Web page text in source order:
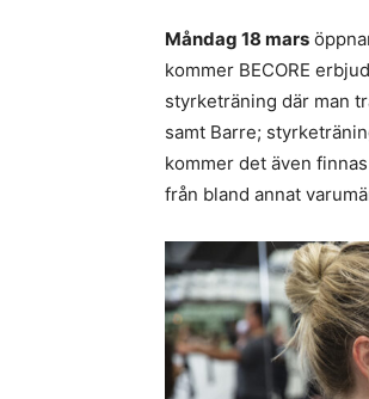
Måndag 18 mars
kommer BECORE
styrketräning där man
samt Barre;
kommer det även
från bland annat